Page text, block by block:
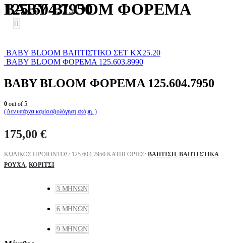
BABY BLOOM ΦΟΡΕΜΑ 125.604.7950
BABY BLOOM ΒΑΠΤΙΣΤΙΚΟ ΣΕΤ KX25.20
BABY BLOOM ΦΟΡΕΜΑ 125.603.8990
BABY BLOOM ΦΟΡΕΜΑ 125.604.7950
0 out of 5
( Δεν υπάρχει καμία αξιολόγηση ακόμη. )
175,00 €
ΚΩΔΙΚΌΣ ΠΡΟΪΌΝΤΟΣ: 125.604.7950 ΚΑΤΗΓΟΡΊΕΣ: ΒΑΠΤΙΣΗ ,ΒΑΠΤΙΣΤΙΚΆ
ΡΟΎΧΑ ,ΚΟΡΊΤΣΙ
3 ΜΗΝΏΝ
6 ΜΗΝΏΝ
9 ΜΗΝΏΝ